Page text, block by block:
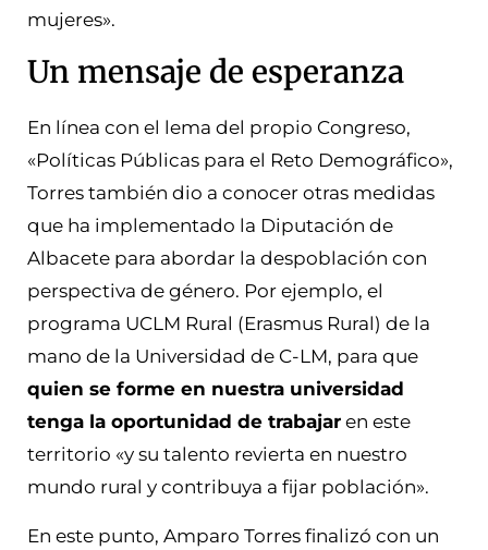
mujeres».
Un mensaje de esperanza
En línea con el lema del propio Congreso,
«Políticas Públicas para el Reto Demográfico»,
Torres también dio a conocer otras medidas
que ha implementado la Diputación de
Albacete para abordar la despoblación con
perspectiva de género. Por ejemplo, el
programa UCLM Rural (Erasmus Rural) de la
mano de la Universidad de C-LM, para que
quien se forme en nuestra universidad
tenga la oportunidad de trabajar en este
territorio «y su talento revierta en nuestro
mundo rural y contribuya a fijar población».
En este punto, Amparo Torres finalizó con un